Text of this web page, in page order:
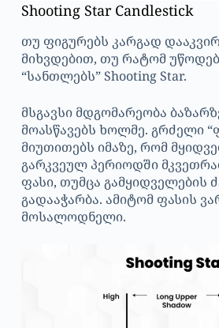
Shooting Star Candlestick
თუ ფიგურებს კარგად
მიხვდებით, თუ რატომ
“სანთლებს” Shooting Star.
მსგავსი მდგომარეობა
მოასწავებს ხოლმე. გრძელი
მიუთითებს იმაზე, რომ
გარკვეულ პერიოდში
ფასი, თუმცა გამყიდველების
გადააჭარბა. ამიტომ ფასის
მოსალოდნელი.